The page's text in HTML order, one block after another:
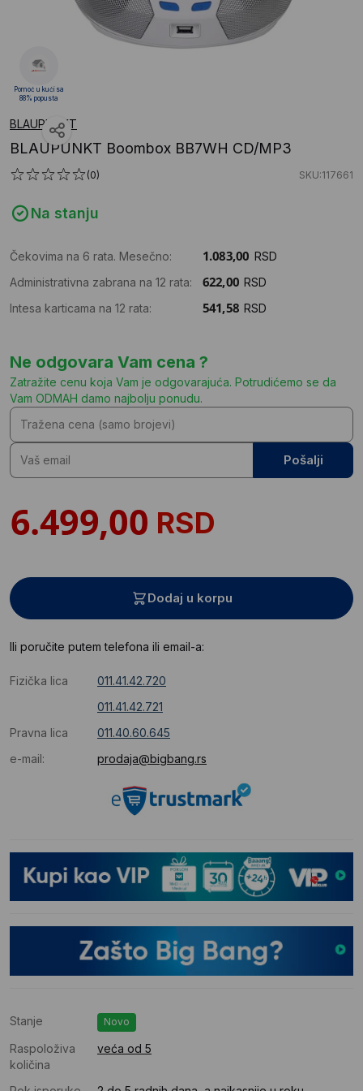
BLAUPUNKT
BLAUPUNKT Boombox BB7WH CD/MP3
(0) SKU:117661
Na stanju
Čekovima na 6 rata. Mesečno:
RSD
Administrativna zabrana na 12 rata:
RSD
Intesa karticama na 12 rata:
RSD
Ne odgovara Vam cena ?
Zatražite cenu koja Vam je odgovarajuća. Potrudićemo se da
Vam ODMAH damo najbolju ponudu.
Pošalji
RSD
Dodaj u korpu
Ili poručite putem telefona ili email-a:
Fizička lica
011.41.42.720
011.41.42.721
Pravna lica
011.40.60.645
e-mail:
prodaja@bigbang.rs
Stanje Novo
Raspoloživa
količina
veća od 5
Pomoć u kući sa
88% popusta